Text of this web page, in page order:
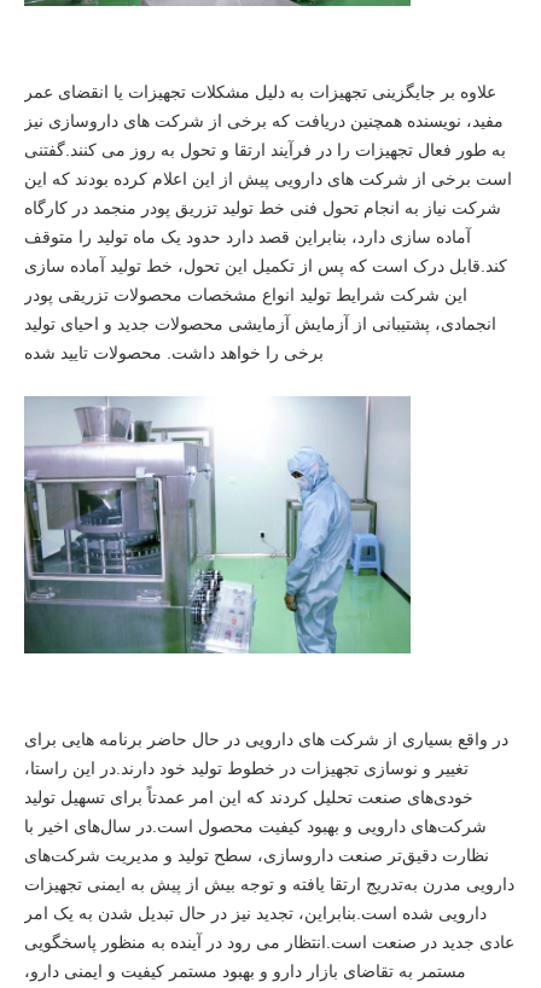
علاوه بر جایگزینی تجهیزات به دلیل مشکلات تجهیزات یا انقضای عمر
مفید، نویسنده همچنین دریافت که برخی از شرکت های داروسازی نیز
به طور فعال تجهیزات را در فرآیند ارتقا و تحول به روز می کنند.گفتنی
است برخی از شرکت های دارویی پیش از این اعلام کرده بودند که این
شرکت نیاز به انجام تحول فنی خط تولید تزریق پودر منجمد در کارگاه
آماده سازی دارد، بنابراین قصد دارد حدود یک ماه تولید را متوقف
کند.قابل درک است که پس از تکمیل این تحول، خط تولید آماده سازی
این شرکت شرایط تولید انواع مشخصات محصولات تزریقی پودر
انجمادی، پشتیبانی از آزمایش آزمایشی محصولات جدید و احیای تولید
برخی را خواهد داشت. محصولات تایید شده
در واقع بسیاری از شرکت های دارویی در حال حاضر برنامه هایی برای
تغییر و نوسازی تجهیزات در خطوط تولید خود دارند.در این راستا،
خودی‌های صنعت تحلیل کردند که این امر عمدتاً برای تسهیل تولید
شرکت‌های دارویی و بهبود کیفیت محصول است.در سال‌های اخیر با
نظارت دقیق‌تر صنعت داروسازی، سطح تولید و مدیریت شرکت‌های
دارویی مدرن به‌تدریج ارتقا یافته و توجه بیش از پیش به ایمنی تجهیزات
دارویی شده است.بنابراین، تجدید نیز در حال تبدیل شدن به یک امر
عادی جدید در صنعت است.انتظار می رود در آینده به منظور پاسخگویی
مستمر به تقاضای بازار دارو و بهبود مستمر کیفیت و ایمنی دارو،